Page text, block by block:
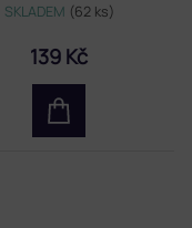
SKLADEM (62 ks)
139 Kč